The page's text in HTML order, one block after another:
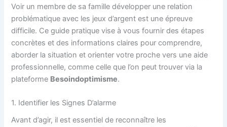
Voir un membre de sa famille développer une relation
problématique avec les jeux d’argent est une épreuve
difficile. Ce guide pratique vise à vous fournir des étapes
concrètes et des informations claires pour comprendre,
aborder la situation et orienter votre proche vers une aide
professionnelle, comme celle que l’on peut trouver via la
plateforme Besoindoptimisme.
1. Identifier les Signes D’alarme
Avant d’agir, il est essentiel de reconnaître les